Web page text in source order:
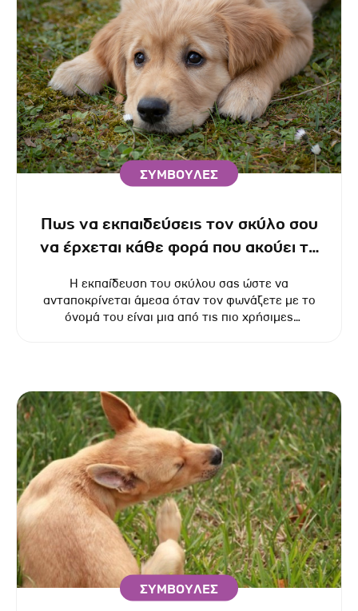
ΣΥΜΒΟΥΛΕΣ
Πως να εκπαιδεύσεις τον σκύλο σου
να έρχεται κάθε φορά που ακούει το
Η εκπαίδευση του σκύλου σας ώστε να
ανταποκρίνεται άμεσα όταν τον φωνάζετε με το
όνομά του είναι μια από τις πιο χρήσιμες
ΣΥΜΒΟΥΛΕΣ